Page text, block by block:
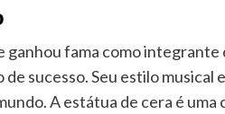
ganhou fama como
sucesso. Seu estilo
A estátua de cera é